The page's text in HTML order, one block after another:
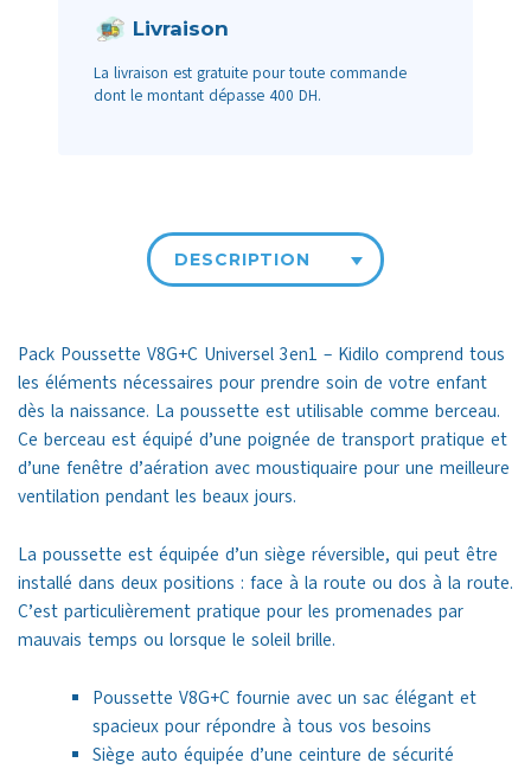
Livraison
La livraison est gratuite pour toute commande
dont le montant dépasse 400 DH.
DESCRIPTION
Pack Poussette V8G+C Universel 3en1 – Kidilo comprend tous
les éléments nécessaires pour prendre soin de votre enfant
dès la naissance. La poussette est utilisable comme berceau.
Ce berceau est équipé d’une poignée de transport pratique et
d’une fenêtre d’aération avec moustiquaire pour une meilleure
ventilation pendant les beaux jours.
La poussette est équipée d’un siège réversible, qui peut être
installé dans deux positions : face à la route ou dos à la route.
C’est particulièrement pratique pour les promenades par
mauvais temps ou lorsque le soleil brille.
Poussette V8G+C fournie avec un sac élégant et
spacieux pour répondre à tous vos besoins
Siège auto équipée d’une ceinture de sécurité